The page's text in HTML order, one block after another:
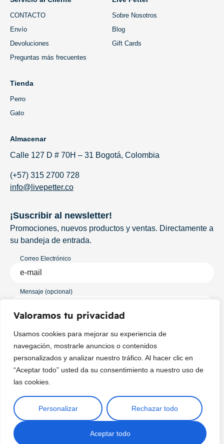
Valoramos tu privacidad
Usamos cookies para mejorar su experiencia de
navegación, mostrarle anuncios o contenidos
personalizados y analizar nuestro tráfico. Al hacer clic en
“Aceptar todo” usted da su consentimiento a nuestro uso de
las cookies.
Personalizar Rechazar todo
Aceptar todo
CONTACTO
Envío
Devoluciones
Preguntas más frecuentes
Sobre Nosotros
Blog
Gift Cards
Tienda
Perro
Gato
Almacenar
Calle 127 D # 70H – 31 Bogotá, Colombia
(+57) 315 2700 728
info@livepetter.co
Copyright © 2025 ¦ livepetter: Todos los derechos reservados.
política de privacidad
¡Suscribir al newsletter!
Promociones, nuevos productos y ventas. Directamente a
su bandeja de entrada.
Correo Electrónico
Mensaje (opcional)
Suscribir